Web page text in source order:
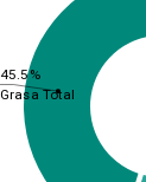
45.5%
Grasa Total